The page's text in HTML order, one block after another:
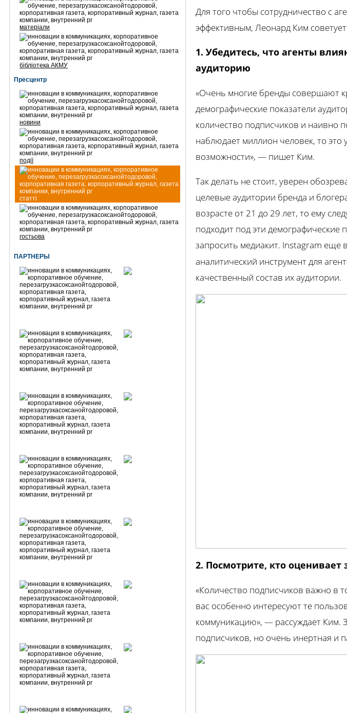
матеріали
бібліотека АКМУ
Пресцентр
новини
події
статті
гостьова
ПАРТНЕРЫ
Для того чтобы сотрудничество с
эффективным, Леонард Ким
1. Убедитесь, что агенты
аудиторию
«Очень многие бренды совершают
демографические показатели
количество подписчиков и наивно
наблюдает миллион человек, то
возможности», — пишет Ким.
Так делать не стоит, уверен
целевые аудитории бренда и
возрасте от 21 до 29 лет, то ему
подходит под эти демографические
запросить медиакит. Instagram еще
аналитический инструмент для
качественный состав их аудитории.
2. Посмотрите, кто оценивает
«Количество подписчиков важно в
вас особенно интересуют те
коммуникацию», — рассуждает Ким.
подписчиков, но очень инертная и